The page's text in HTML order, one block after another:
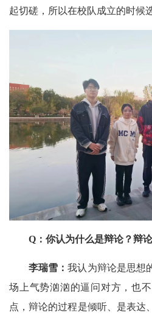
起切磋，所以在校队成立的时候
Q：你认为什么是辩论？辩
李瑞雪：我认为辩论是思想
场上气势汹汹的逼问对方，也
点，辩论的过程是倾听、是表达